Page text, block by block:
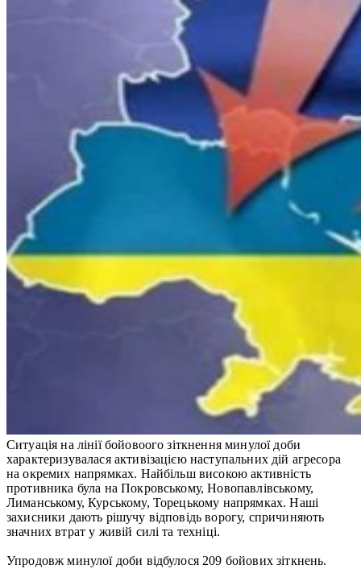
Ситуація на лінії бойовоого зіткнення минулої доби
характеризувалася активізацією наступальних дій агресора
на окремих напрямках. Найбільш високою активність
противника була на Покровському, Новопавлівському,
Лиманському, Курському, Торецькому напрямках. Наші
захисники дають рішучу відповідь ворогу, спричиняють
значних втрат у живій силі та техніці.
Упродовж минулої доби відбулося 209 бойових зіткнень.